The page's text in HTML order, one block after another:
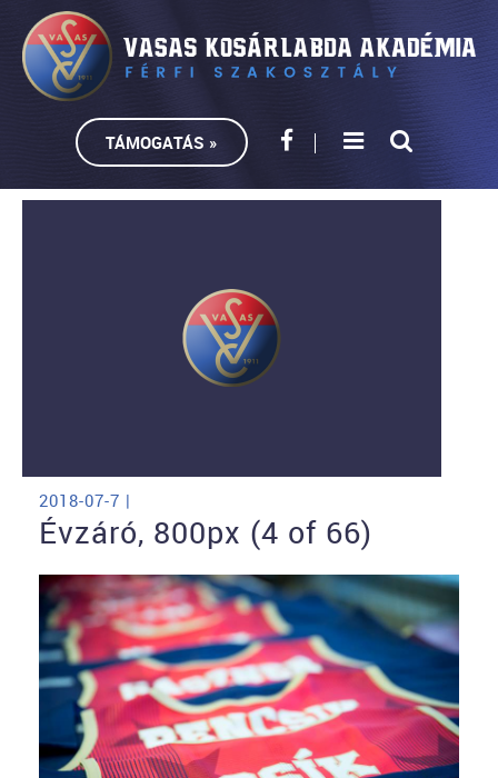
TÁMOGATÁS »
2018-07-7 |
Évzáró, 800px (4 of 66)